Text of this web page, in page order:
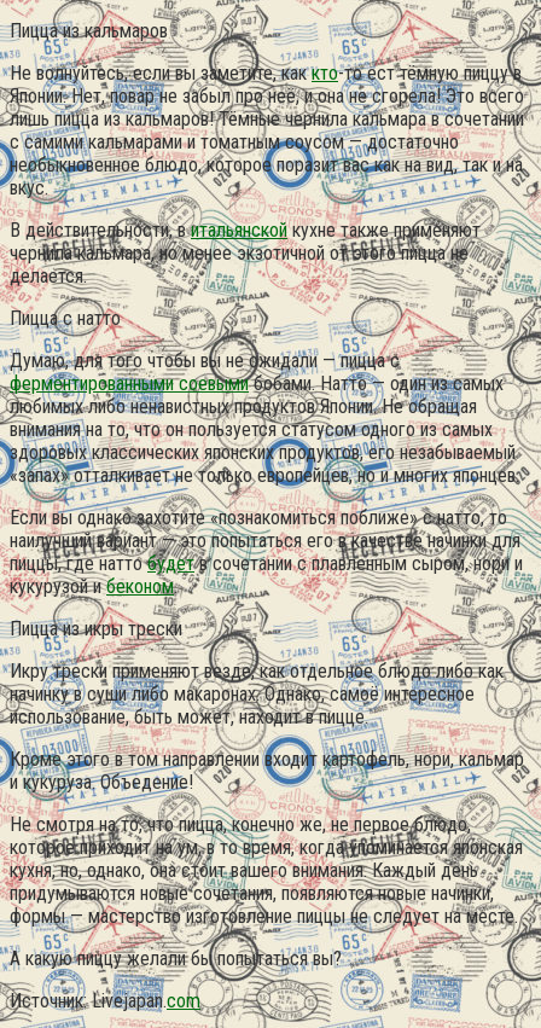
Пицца из кальмаров
Не волнуйтесь, если вы заметите, каккто-то ест тёмную пиццу в
Японии. Нет, повар не забыл про неё, и она не сгорела! Это всего
лишь пицца из кальмаров! Тёмные чернила кальмара в сочетании
с самими кальмарами и томатным соусом — достаточно
необыкновенное блюдо, которое поразит вас как на вид, так и на
вкус.
В действительности, витальянскойкухне также применяют
чернила кальмара, но менее экзотичной от этого пицца не
делается.
Пицца с натто
Думаю, для того чтобы вы не ожидали — пицца с
ферментированными соевымибобами. Натто — один из самых
любимых либо ненавистных продуктов Японии. Не обращая
внимания на то, что он пользуется статусом одного из самых
здоровых классических японских продуктов, его незабываемый
«запах» отталкивает не только европейцев, но и многих японцев.
Если вы однако захотите «познакомиться поближе» с натто, то
наилучший вариант — это попытаться его в качестве начинки для
пиццы, где наттобудетв сочетании с плавленным сыром, нори и
кукурузой ибеконом.
Пицца из икры трески
Икру трески применяют везде, как отдельное блюдо либо как
начинку в суши либо макаронах. Однако, самоё интересное
использование, быть может, находит в пицце.
Кроме этого в том направлении входит картофель, нори, кальмар
и кукуруза. Объедение!
Не смотря на то, что пицца, конечно же, не первое блюдо,
которое приходит на ум, в то время, когда упоминается японская
кухня, но, однако, она стоит вашего внимания. Каждый день
придумываются новые сочетания, появляются новые начинки,
формы — мастерство изготовление пиццы не следует на месте.
А какую пиццу желали бы попытаться вы?
Источник: Livejapan.com